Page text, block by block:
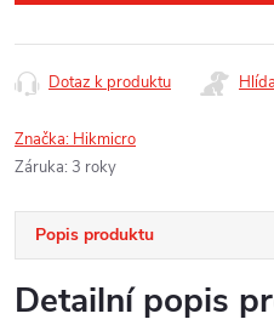
Dotaz k produktu
Značka: Hikmicro
Záruka: 3 roky
Popis produktu
Detailní popis